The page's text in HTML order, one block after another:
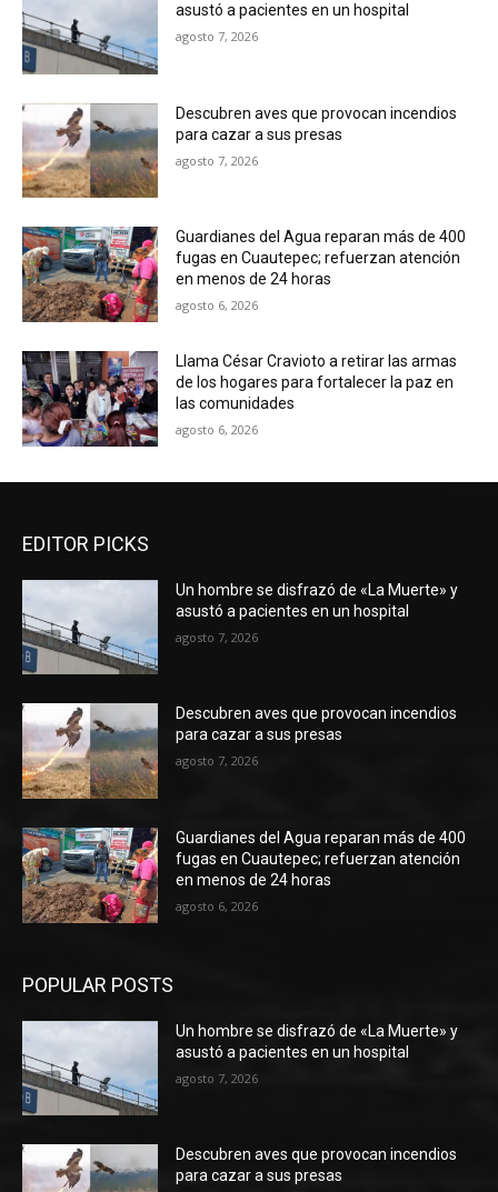
asustó a pacientes en un hospital
agosto 7, 2026
Descubren aves que provocan incendios
para cazar a sus presas
agosto 7, 2026
Guardianes del Agua reparan más de 400
fugas en Cuautepec; refuerzan atención
en menos de 24 horas
agosto 6, 2026
Llama César Cravioto a retirar las armas
de los hogares para fortalecer la paz en
las comunidades
agosto 6, 2026
EDITOR PICKS
Un hombre se disfrazó de «La Muerte» y
asustó a pacientes en un hospital
agosto 7, 2026
Descubren aves que provocan incendios
para cazar a sus presas
agosto 7, 2026
Guardianes del Agua reparan más de 400
fugas en Cuautepec; refuerzan atención
en menos de 24 horas
agosto 6, 2026
POPULAR POSTS
Un hombre se disfrazó de «La Muerte» y
asustó a pacientes en un hospital
agosto 7, 2026
Descubren aves que provocan incendios
para cazar a sus presas